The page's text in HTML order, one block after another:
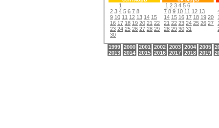
1
2 3 4 5 6 7 8
9 10 11 12 13 14 15
16 17 18 19 20 21 22
23 24 25 26 27 28 29
30
1 2 3 4 5 6
7 8 9 10 11 12 13
14 15 16 17 18 19 20
21 22 23 24 25 26 27
28 29 30 31
1999 2000 2001 2002 2003 2004 2005
2013 2014 2015 2016 2017 2018 2019